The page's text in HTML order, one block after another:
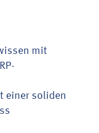
mit
einer soliden